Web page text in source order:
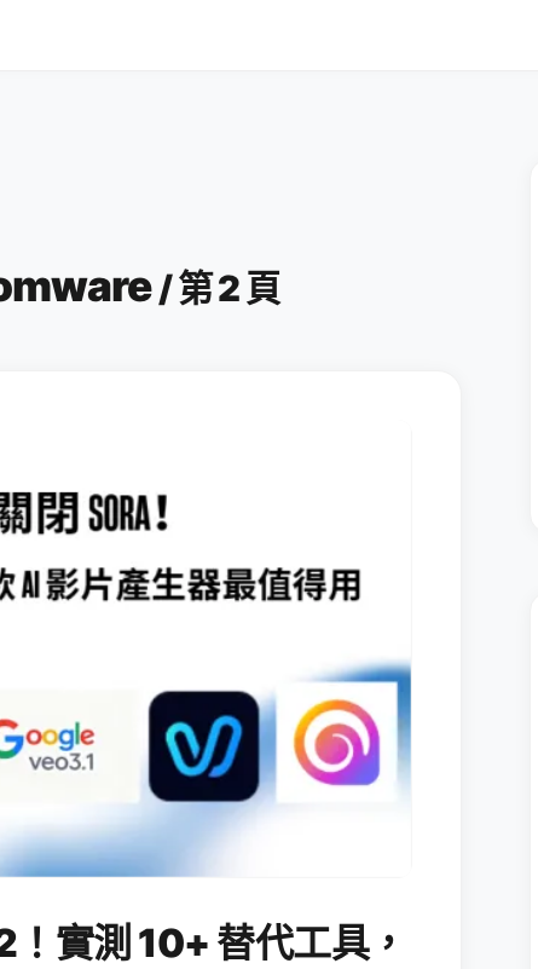
/ 第 2 頁
實測 10+ 替代工具，